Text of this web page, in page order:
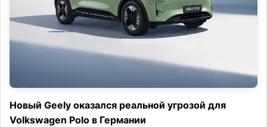
Новый Geely оказался реальной угрозой для
Volkswagen Polo в Германии